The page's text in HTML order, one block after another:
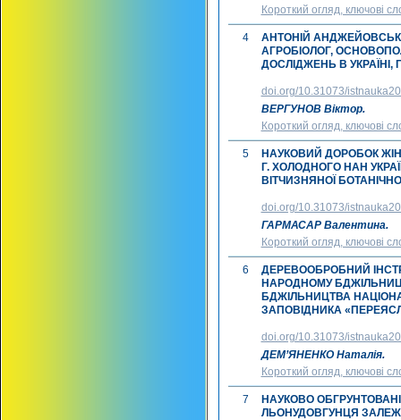
Короткий огляд, ключові
4
АНТОНІЙ
АГРОБІОЛОГ,
ДОСЛІДЖЕНЬ В
doi.org/10.31073/
ВЕРГУНОВ Віктор.
Короткий огляд, ключові
5
НАУКОВИЙ ДОРОБОК
Г. ХОЛОДНОГО НАН
ВІТЧИЗНЯНОЇ
doi.org/10.31073/
ГАРМАСАР Валентина.
Короткий огляд, ключові
6
ДЕРЕВООБРОБНИЙ
НАРОДНОМУ
БДЖІЛЬНИЦТВА
ЗАПОВІДНИКА
doi.org/10.31073/
ДЕМ’ЯНЕНКО Наталія.
Короткий огляд, ключові
7
НАУКОВО
ЛЬОНУДОВГУНЦЯ